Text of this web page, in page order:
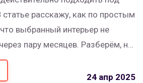
расскажу, как по простым
выбранный интерьер не
пару месяцев. Разберём, на
внимание ещё до начала
не только советы профи, но и
24 апр 2025